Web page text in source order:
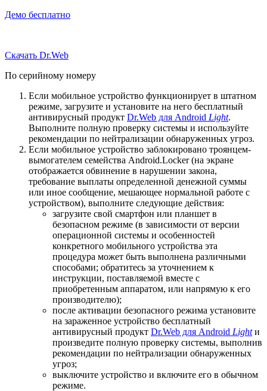
Демо бесплатно
Скачать Dr.Web
По серийному номеру
Если мобильное устройство функционирует в штатном
режиме, загрузите и установите на него бесплатный
антивирусный продукт Dr.Web для Android Light.
Выполните полную проверку системы и используйте
рекомендации по нейтрализации обнаруженных угроз.
Если мобильное устройство заблокировано троянцем-
вымогателем семейства Android.Locker (на экране
отображается обвинение в нарушении закона,
требование выплаты определенной денежной суммы
или иное сообщение, мешающее нормальной работе с
устройством), выполните следующие действия:
загрузите свой смартфон или планшет в
безопасном режиме (в зависимости от версии
операционной системы и особенностей
конкретного мобильного устройства эта
процедура может быть выполнена различными
способами; обратитесь за уточнением к
инструкции, поставляемой вместе с
приобретенным аппаратом, или напрямую к его
производителю);
после активации безопасного режима установите
на зараженное устройство бесплатный
антивирусный продукт Dr.Web для Android Lightи
произведите полную проверку системы, выполнив
рекомендации по нейтрализации обнаруженных
угроз;
выключите устройство и включите его в обычном
режиме.